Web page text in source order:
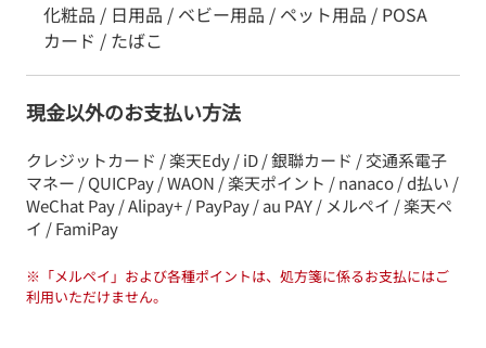
化粧品 / 日用品 / ベビー用品 / ペット用品 / POSA
カード / たばこ
現金以外のお支払い方法
クレジットカード / 楽天Edy / iD / 銀聯カード / 交通系電子
マネー / QUICPay / WAON / 楽天ポイント / nanaco / d払い /
WeChat Pay / Alipay+ / PayPay / au PAY / メルペイ / 楽天ペ
イ / FamiPay
※ 「メルペイ」および各種ポイントは、処方箋に係るお支払にはご
利用いただけません。